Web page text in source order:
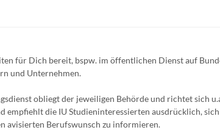
für Dich bereit, bspw. im öffentlichen Dienst auf
und Unternehmen.
obliegt der jeweiligen Behörde und richtet sich
empfiehlt die IU Studieninteressierten ausdrücklich,
avisierten Berufswunsch zu informieren.